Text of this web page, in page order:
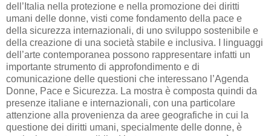
dell’Italia nella protezione e nella promozione dei diritti
umani delle donne, visti come fondamento della pace e
della sicurezza internazionali, di uno sviluppo sostenibile e
della creazione di una società stabile e inclusiva. I linguaggi
dell’arte contemporanea possono rappresentare infatti un
importante strumento di approfondimento e di
comunicazione delle questioni che interessano l’Agenda
Donne, Pace e Sicurezza. La mostra è composta quindi da
presenze italiane e internazionali, con una particolare
attenzione alla provenienza da aree geografiche in cui la
questione dei diritti umani, specialmente delle donne, è